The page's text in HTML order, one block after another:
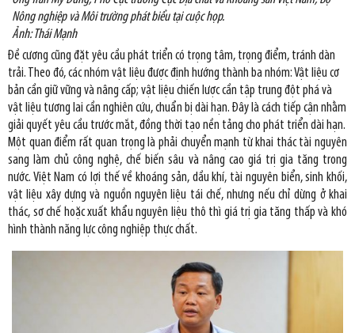
Nông nghiệp và Môi trường phát biểu tại cuộc họp.
Ảnh: Thái Mạnh
Đề cương cũng đặt yêu cầu phát triển có trọng tâm, trọng điểm, tránh dàn
trải. Theo đó, các nhóm vật liệu được định hướng thành ba nhóm: Vật liệu cơ
bản cần giữ vững và nâng cấp; vật liệu chiến lược cần tập trung đột phá và
vật liệu tương lai cần nghiên cứu, chuẩn bị dài hạn. Đây là cách tiếp cận nhằm
giải quyết yêu cầu trước mắt, đồng thời tạo nền tảng cho phát triển dài hạn.
Một quan điểm rất quan trọng là phải chuyển mạnh từ khai thác tài nguyên
sang làm chủ công nghệ, chế biến sâu và nâng cao giá trị gia tăng trong
nước. Việt Nam có lợi thế về khoáng sản, dầu khí, tài nguyên biển, sinh khối,
vật liệu xây dựng và nguồn nguyên liệu tái chế, nhưng nếu chỉ dừng ở khai
thác, sơ chế hoặc xuất khẩu nguyên liệu thô thì giá trị gia tăng thấp và khó
hình thành năng lực công nghiệp thực chất.